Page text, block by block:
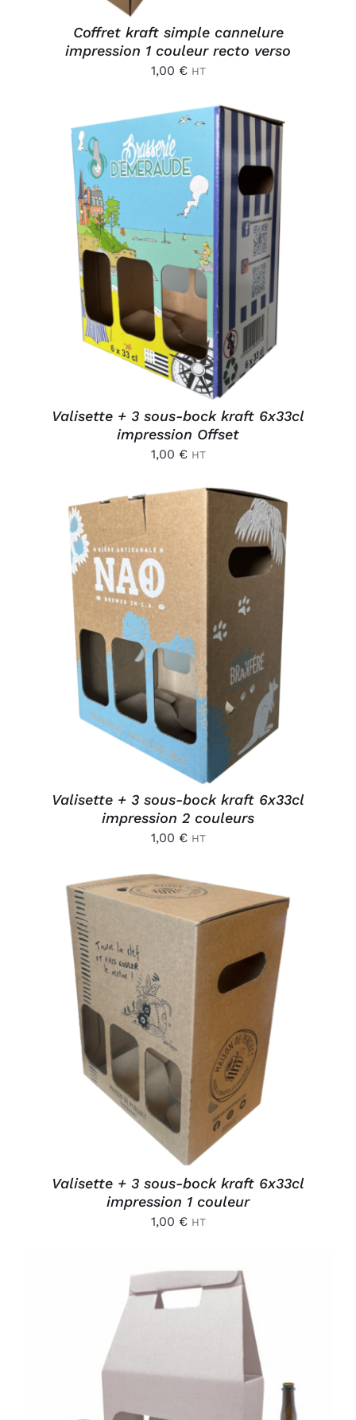
Coffret kraft simple cannelure
impression 1 couleur recto verso
1,00 € HT
AJOUTER AU PANIER
DÉTAILS
Valisette + 3 sous-bock kraft 6x33cl
impression Offset
1,00 € HT
AJOUTER AU PANIER
DÉTAILS
Valisette + 3 sous-bock kraft 6x33cl
impression 2 couleurs
1,00 € HT
AJOUTER AU PANIER
DÉTAILS
Valisette + 3 sous-bock kraft 6x33cl
impression 1 couleur
1,00 € HT